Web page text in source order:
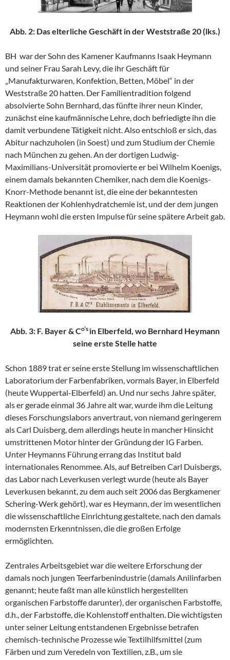
Abb. 2: Das elterliche Geschäft in der Weststraße 20 (lks.)
BH war der Sohn des Kamener Kaufmanns Isaak Heymann
und seiner Frau Sarah Levy, die ihr Geschäft für
„Manufakturwaren, Konfektion, Betten, Möbel“ in der
Weststraße 20 hatten. Der Familientradition folgend
absolvierte Sohn Bernhard, das fünfte ihrer neun Kinder,
zunächst eine kaufmännische Lehre, doch befriedigte ihn die
damit verbundene Tätigkeit nicht. Also entschloß er sich, das
Abitur nachzuholen (in Soest) und zum Studium der Chemie
nach München zu gehen. An der dortigen Ludwig-
Maximilians-Universität promovierte er bei Wilhelm Koenigs,
einem damals bekannten Chemiker, nach dem die Koenigs-
Knorr-Methode benannt ist, die eine der bekanntesten
Reaktionen der Kohlenhydratchemie ist, und der dem jungen
Heymann wohl die ersten Impulse für seine spätere Arbeit gab.
Abb. 3: F. Bayer & Co’s in Elberfeld, wo Bernhard Heymann
seine erste Stelle hatte
Schon 1889 trat er seine erste Stellung im wissenschaftlichen
Laboratorium der Farbenfabriken, vormals Bayer, in Elberfeld
(heute Wuppertal-Elberfeld) an. Und nur sechs Jahre später,
als er gerade einmal 36 Jahre alt war, wurde ihm die Leitung
dieses Forschungslabors anvertraut, von niemand geringerem
als Carl Duisberg, dem allerdings heute in mancher Hinsicht
umstrittenen Motor hinter der Gründung der IG Farben.
Unter Heymanns Führung errang das Institut bald
internationales Renommee. Als, auf Betreiben Carl Duisbergs,
das Labor nach Leverkusen verlegt wurde (heute als Bayer
Leverkusen bekannt, zu dem auch seit 2006 das Bergkamener
Schering-Werk gehört), war es Heymann, der im wesentlichen
die wissenschaftliche Einrichtung gestaltete, nach den damals
modernsten Erkenntnissen, die die großen Erfolge
ermöglichten.
Zentrales Arbeitsgebiet war die weitere Erforschung der
damals noch jungen Teerfarbenindustrie (damals Anilinfarben
genannt; heute faßt man alle künstlich hergestellten
organischen Farbstoffe darunter), der organischen Farbstoffe,
d.h., der Farbstoffe, die Kohlenstoff enthalten. Die wichtigsten
unter seiner Leitung entstandenen Ergebnisse betrafen
chemisch-technische Prozesse wie Textilhilfsmittel (zum
Färben und zum Veredeln von Textilien, z.B., um sie